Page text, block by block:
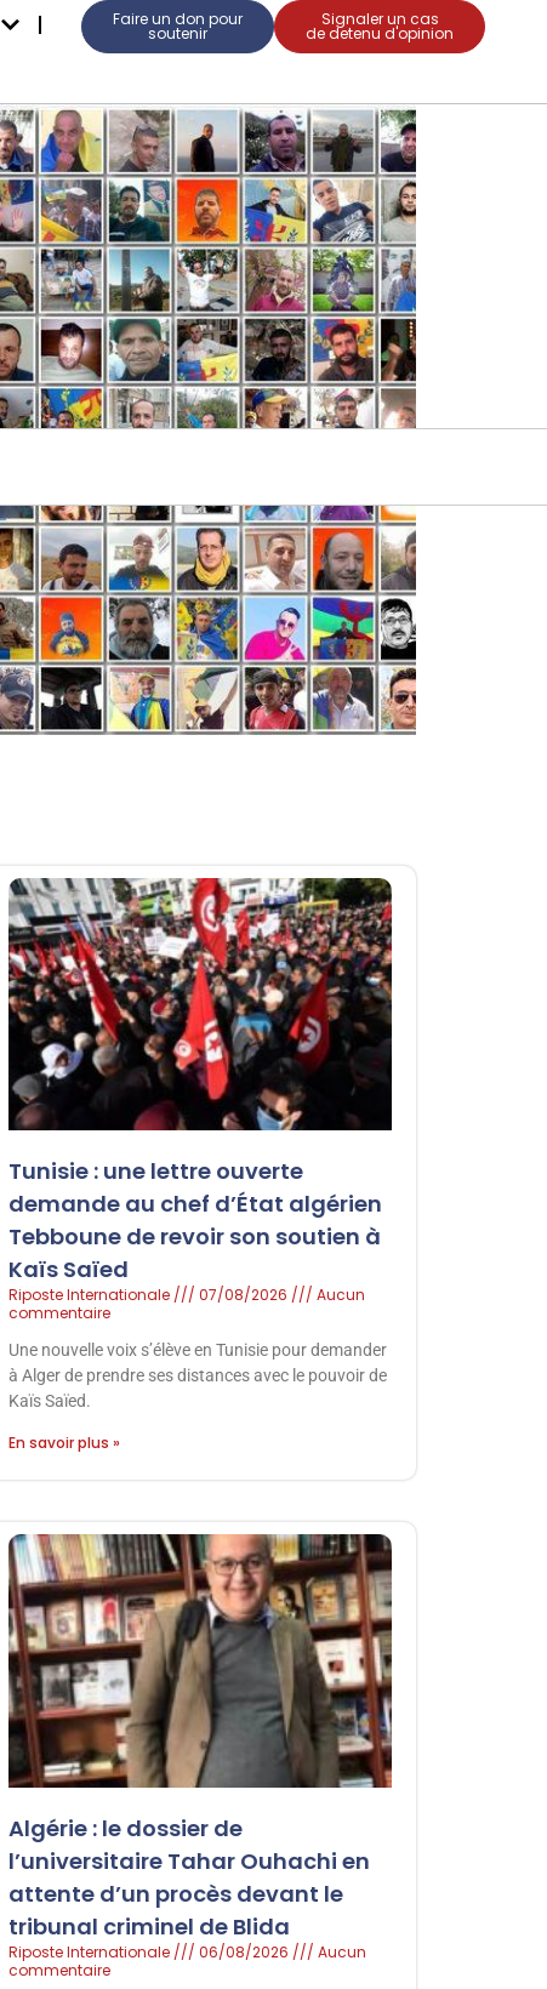
Faire un don pour
soutenir
Signaler un cas
de detenu d'opinion
Tunisie : une lettre ouverte
demande au chef d’État algérien
Tebboune de revoir son soutien à
Kaïs Saïed
Riposte Internationale 07/08/2026
Aucun
commentaire
Une nouvelle voix s’élève en Tunisie pour demander
à Alger de prendre ses distances avec le pouvoir de
Kaïs Saïed.
En savoir plus »
Algérie : le dossier de
l’universitaire Tahar Ouhachi en
attente d’un procès devant le
tribunal criminel de Blida
Riposte Internationale 06/08/2026
Aucun
commentaire